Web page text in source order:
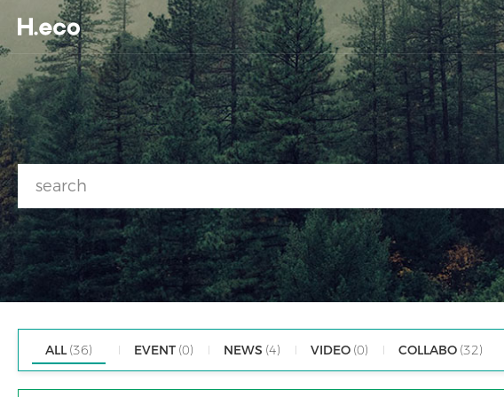
ALL (36) EVENT (0) NEWS (4) VIDEO (0) COLLABO (32)